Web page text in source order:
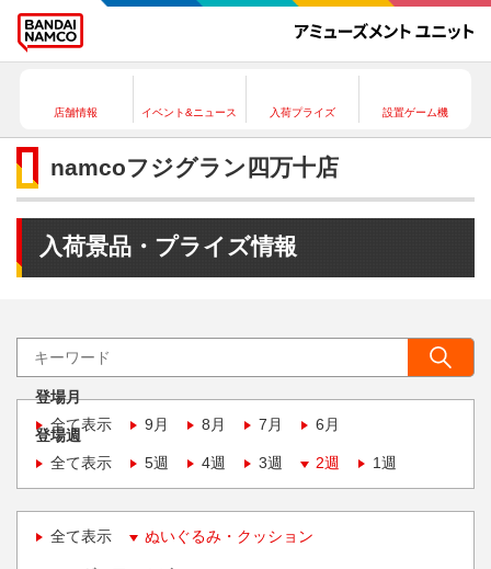
店舗情報 イベント&ニュース 入荷プライズ 設置ゲーム機
namcoフジグラン四万十店
入荷景品・プライズ情報
登場月
全て表示
9月 8月 7月 6月
登場週
全て表示
5週 4週 3週 2週 1週
全て表示 ぬいぐるみ・クッション